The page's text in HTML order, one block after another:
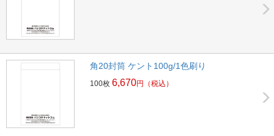
角20封筒 ケント100g/1色刷り
100枚 6,670円 （税込）